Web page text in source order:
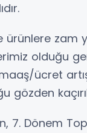
ürünlere zam
olduğu
ücret
gözden
7. Dönem